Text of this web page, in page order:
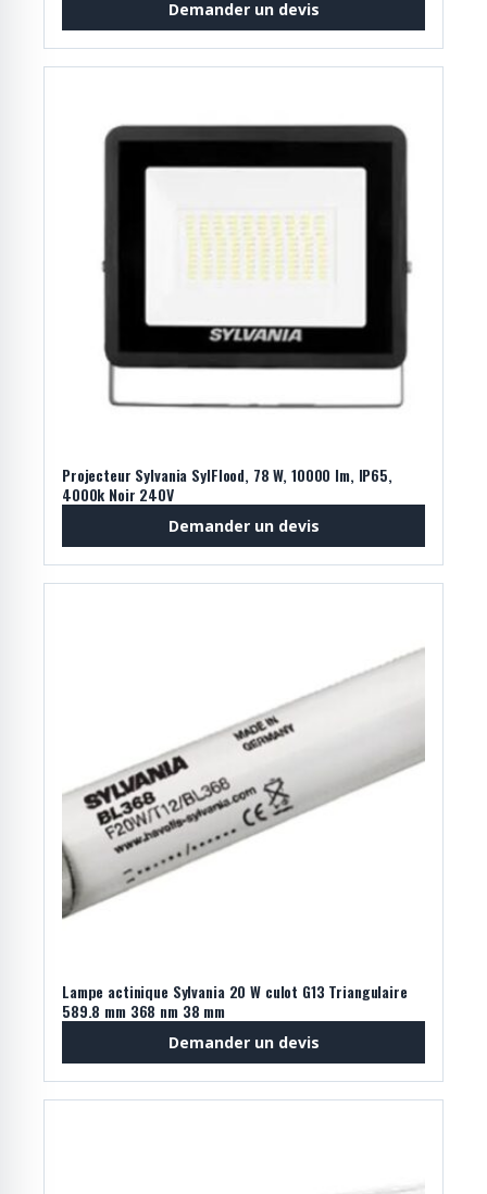
Demander un devis
Projecteur Sylvania SylFlood, 78 W, 10000 lm, IP65,
4000k Noir 240V
Demander un devis
Lampe actinique Sylvania 20 W culot G13 Triangulaire
589.8 mm 368 nm 38 mm
Demander un devis